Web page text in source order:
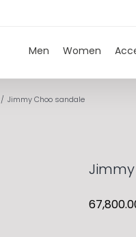
Men Women
Jimmy Choo sandale